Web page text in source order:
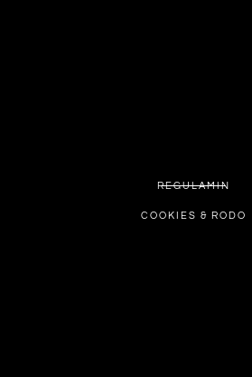
REGULAMIN
COOKIES & RODO